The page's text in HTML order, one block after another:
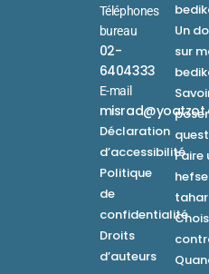
Téléphones
bureau
02-
6404333
E-mail
Déclaration
d’accessibilité
Politique
de
confidentialité
Droits
d’auteurs
Un
sur
Faire